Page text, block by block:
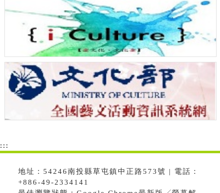
:::
地址：54246南投縣草屯鎮中正路573號 | 電話：
+886-49-2334141